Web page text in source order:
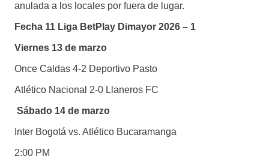
anulada a los locales por fuera de lugar.
Fecha 11 Liga BetPlay Dimayor 2026 – 1
Viernes 13 de marzo
Once Caldas 4-2 Deportivo Pasto
Atlético Nacional 2-0 Llaneros FC
Sábado 14 de marzo
Inter Bogotá vs. Atlético Bucaramanga
2:00 PM